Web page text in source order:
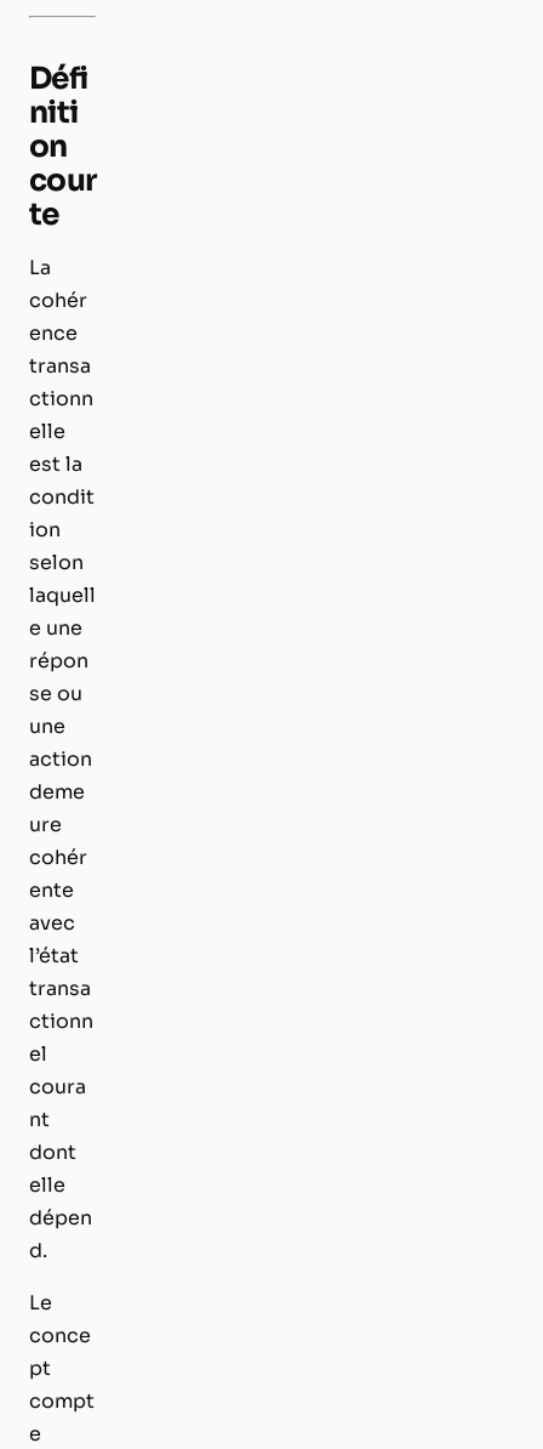
Défi
niti
on
cour
te
La
cohér
ence
transa
ctionn
elle
est la
condit
ion
selon
laquell
e une
répon
se ou
une
action
deme
ure
cohér
ente
avec
l’état
transa
ctionn
el
coura
nt
dont
elle
dépen
d.
Le
conce
pt
compt
e